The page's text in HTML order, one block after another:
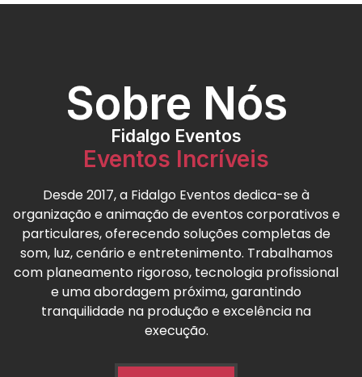
Sobre Nós
Fidalgo Eventos
Eventos Incríveis
Desde 2017, a Fidalgo Eventos dedica-se à
organização e animação de eventos corporativos e
particulares, oferecendo soluções completas de
som, luz, cenário e entretenimento. Trabalhamos
com planeamento rigoroso, tecnologia profissional
e uma abordagem próxima, garantindo
tranquilidade na produção e excelência na
execução.